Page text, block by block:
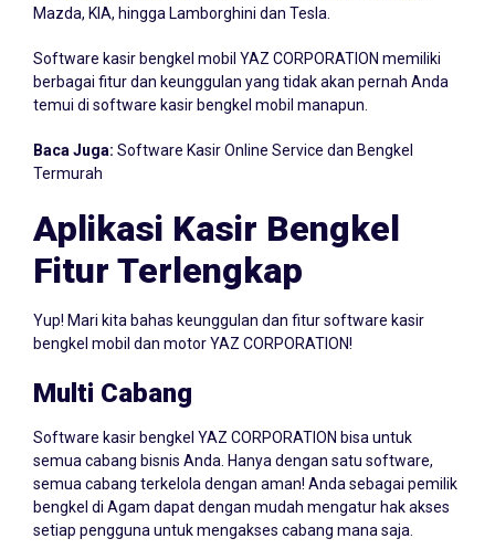
Mazda, KIA, hingga Lamborghini dan Tesla.
Software kasir bengkel mobil YAZ CORPORATION memiliki
berbagai fitur dan keunggulan yang tidak akan pernah Anda
temui di software kasir bengkel mobil manapun.
Baca Juga: Software Kasir Online Service dan Bengkel
Termurah
Aplikasi Kasir Bengkel
Fitur Terlengkap
Yup! Mari kita bahas keunggulan dan fitur software kasir
bengkel mobil dan motor YAZ CORPORATION!
Multi Cabang
Software kasir bengkel YAZ CORPORATION bisa untuk
semua cabang bisnis Anda. Hanya dengan satu software,
semua cabang terkelola dengan aman! Anda sebagai pemilik
bengkel di Agam dapat dengan mudah mengatur hak akses
setiap pengguna untuk mengakses cabang mana saja.